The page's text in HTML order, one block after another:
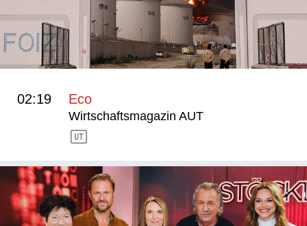
02:19 Eco
Wirtschaftsmagazin AUT